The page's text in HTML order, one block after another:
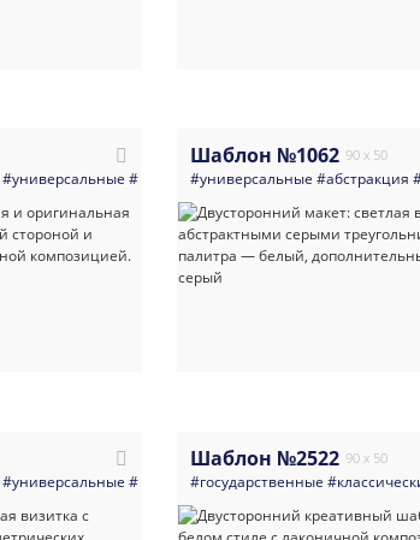
#универсальные #визитка#директор #руководитель
Шаблон №1062 90 x 50
#универсальные #абстракция
#универсальные #визитка #руководитель
Шаблон №2522 90 x 50
#государственные